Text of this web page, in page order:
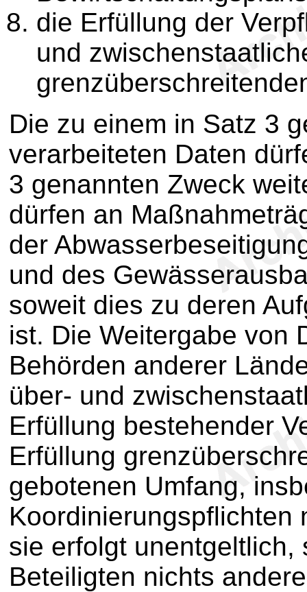
die Erfüllung der
und
Die zu einem in Satz 3
verarbeiteten Daten
3 genannten Zweck
dürfen an
der
und des
soweit dies zu deren
ist. Die Weitergabe von
Behörden anderer
über- und
Erfüllung bestehender
Erfüllung
gebotenen Umfang,
Koordinierungspflichten
sie erfolgt unentgeltlich,
Beteiligten nichts